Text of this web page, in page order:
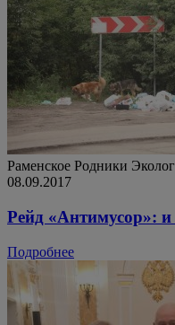
Раменское Родники
08.09.2017
Рейд «Антимусор»:
Подробнее